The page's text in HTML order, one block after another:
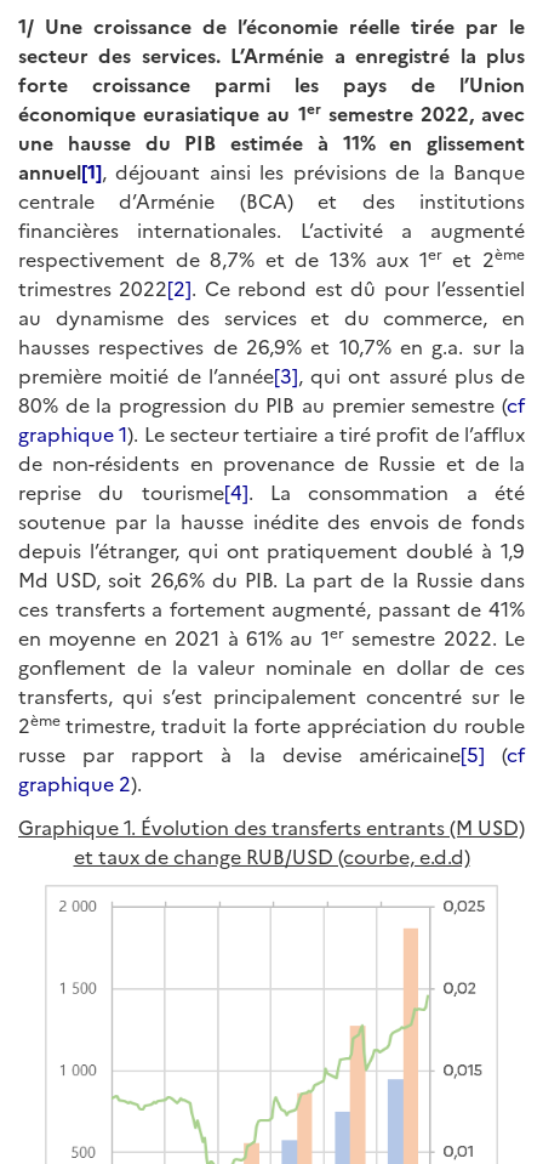
1/ Une croissance de l’économie réelle tirée par le
secteur des services. L’Arménie a enregistré la plus
forte croissance parmi les pays de l’Union
économique eurasiatique au 1ersemestre 2022, avec
une hausse du PIB estimée à 11% en glissement
annuel[1], déjouant ainsi les prévisions de la Banque
centrale d’Arménie (BCA) et des institutions
financières internationales. L’activité a augmenté
respectivement de 8,7% et de 13% aux 1eret 2ème
trimestres 2022[2]. Ce rebond est dû pour l’essentiel
au dynamisme des services et du commerce, en
hausses respectives de 26,9% et 10,7% en g.a. sur la
première moitié de l’année[3], qui ont assuré plus de
80% de la progression du PIB au premier semestre (cf
graphique 1). Le secteur tertiaire a tiré profit de l’afflux
de non-résidents en provenance de Russie et de la
reprise du tourisme[4]. La consommation a été
soutenue par la hausse inédite des envois de fonds
depuis l’étranger, qui ont pratiquement doublé à 1,9
Md USD, soit 26,6% du PIB. La part de la Russie dans
ces transferts a fortement augmenté, passant de 41%
en moyenne en 2021 à 61% au 1ersemestre 2022. Le
gonflement de la valeur nominale en dollar de ces
transferts, qui s’est principalement concentré sur le
2ème trimestre, traduit la forte appréciation du rouble
russe par rapport à la devise américaine[5] (cf
graphique 2).
Graphique 1. Évolution des transferts entrants (M USD)
et taux de change RUB/USD (courbe, e.d.d)